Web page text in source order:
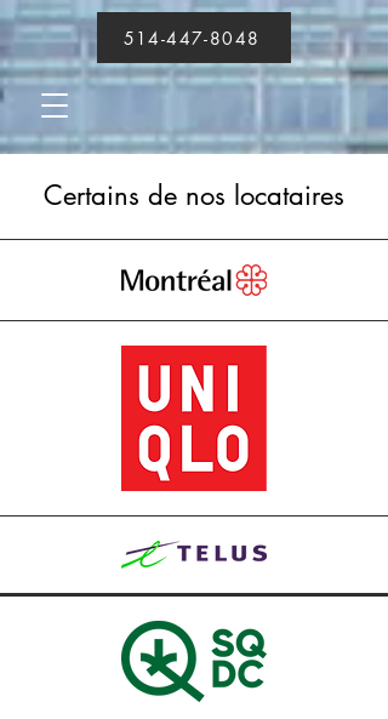
514-447-8048
Certains de nos locataires